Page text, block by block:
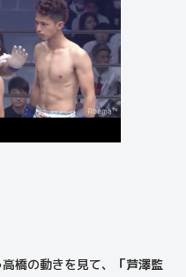
橋の動きを見て、
「芦澤監